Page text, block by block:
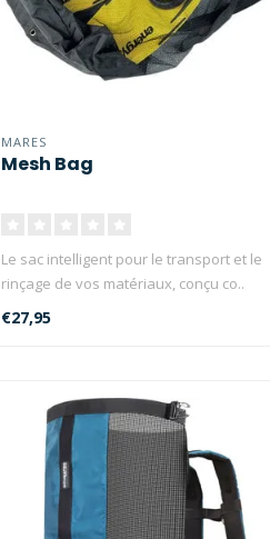
MARES
Mesh Bag
Le sac intelligent pour le transport et le
rinçage de vos matériaux, conçu co..
€27,95